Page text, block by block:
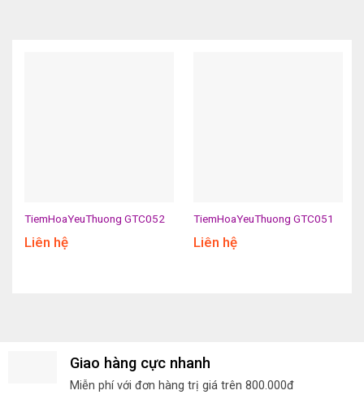
TiemHoaYeuThuong GTC052
Liên hệ
TiemHoaYeuThuong GTC051
Liên hệ
Giao hàng cực nhanh
Miễn phí với đơn hàng trị giá trên 800.000đ